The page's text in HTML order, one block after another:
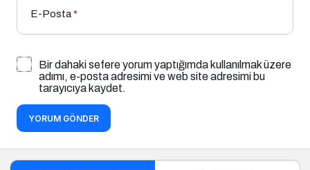
E-Posta*
Bir dahaki sefere yorum yaptığımda kullanılmak üzere
adımı, e-posta adresimi ve web site adresimi bu
tarayıcıya kaydet.
YORUM GÖNDER